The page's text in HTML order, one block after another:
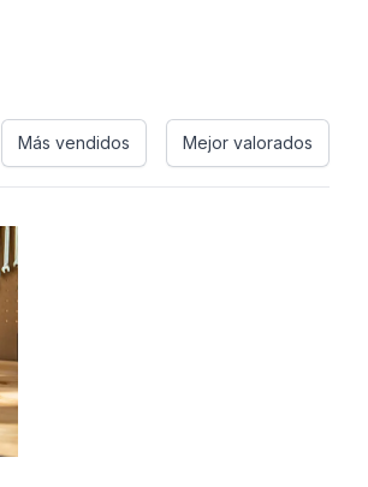
Más vendidos Mejor valorados